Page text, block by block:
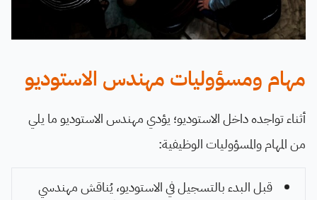
مهام ومسؤوليات مهندس الاستوديو
أثناء تواجده داخل الاستوديو؛ يؤدي مهندس الاستوديو ما يلي
من المهام والمسؤوليات الوظيفية:
قبل البدء بالتسجيل في الاستوديو، يُناقش مهندسي